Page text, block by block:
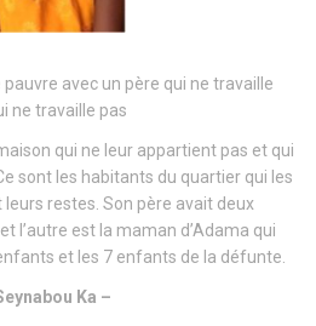
avec un père qui ne travaille
ne travaille pas
qui ne leur appartient pas et qui
sont les habitants du quartier qui les
restes. Son père avait deux
l’autre est la maman d’Adama qui
et les 7 enfants de la défunte.
Ka –